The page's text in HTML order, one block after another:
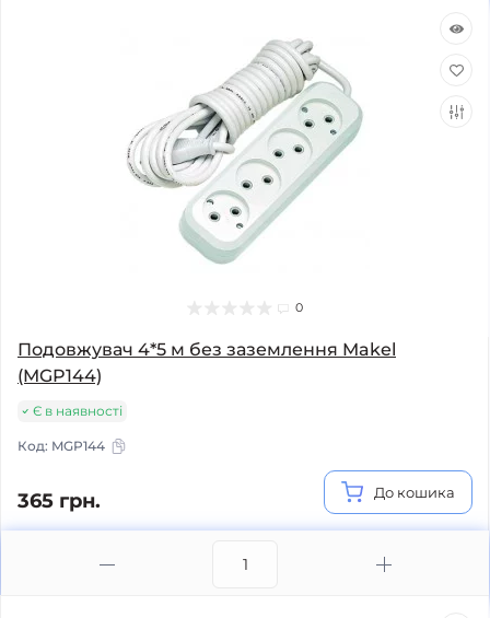
0
Подовжувач 4*5 м без заземлення Makel
(MGP144)
Є в наявності
Код: MGP144
365 грн. До кошика